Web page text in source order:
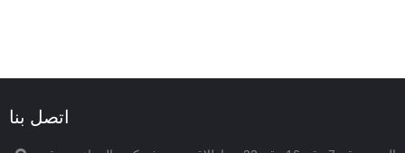
اتصل بنا